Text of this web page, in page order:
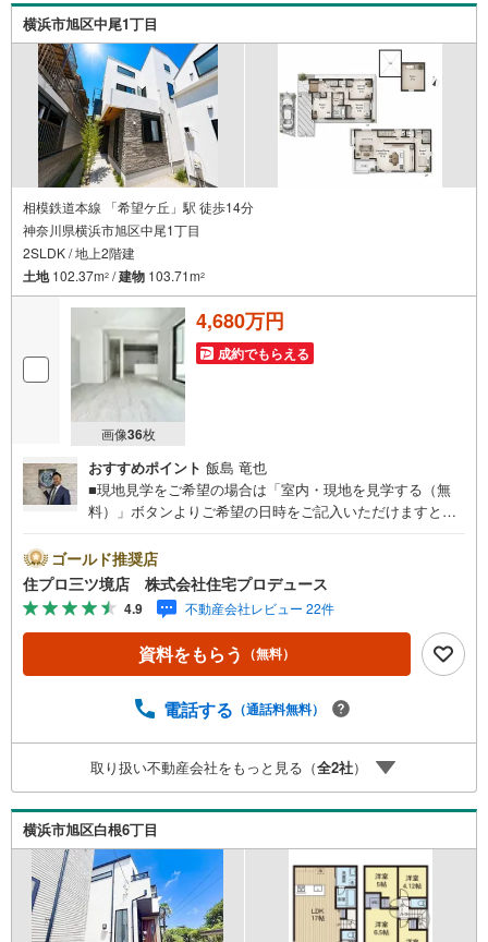
横浜市旭区中尾1丁目
相模鉄道本線 「希望ケ丘」駅 徒歩14分
神奈川県横浜市旭区中尾1丁目
2SLDK / 地上2階建
土地102.37m2 /建物 103.71m2
画像36枚
4,680万円
成約でもらえる
おすすめポイント 飯島 竜也
■現地見学をご希望の場合は「室内・現地を見学する（無
料）」ボタンよりご希望の日時をご記入いただけますとス
泉区・戸塚区・保土ケ谷区・大和市の不動産売買専門会社
です！ 最新物件情報や当社限定の物件情報も多数ご用意！
お気軽にお問合せ下さい!! -------------- 弊社独自の住宅ローン
提案システム 弊社ではファイナンシャル専門スタッフによ
る【丁寧な資金アドバイス】【ファイナンシャルプラン提
案書の作成】を随時行っております。意外に知らないお客
加入できる無料の生命保険】【13年間もらえる、国からの
後から始まる【住宅ローン返済】65歳以上から必要になる
【老後の費用負担】住宅探しの【このタイミング】で不安
な部分を明確にしていきませんか？？ --------------
ゴールド推奨店
住プロ三ツ境店 株式会社住宅プロデュース
4.9 不動産会社レビュー 22件
資料をもらう （無料）
電話する （通話料無料）
取り扱い不動産会社をもっと見る（全2社）
横浜市旭区白根6丁目